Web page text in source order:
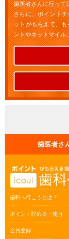
歯医者さんに行って
さらに、ポイント
ットがもらえて、
ントやネットマイル
歯医者さ
歯科へ行こうとは？
ポイント貯める・使う
会員登録